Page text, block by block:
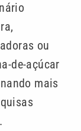
ou
de-açúcar
mais